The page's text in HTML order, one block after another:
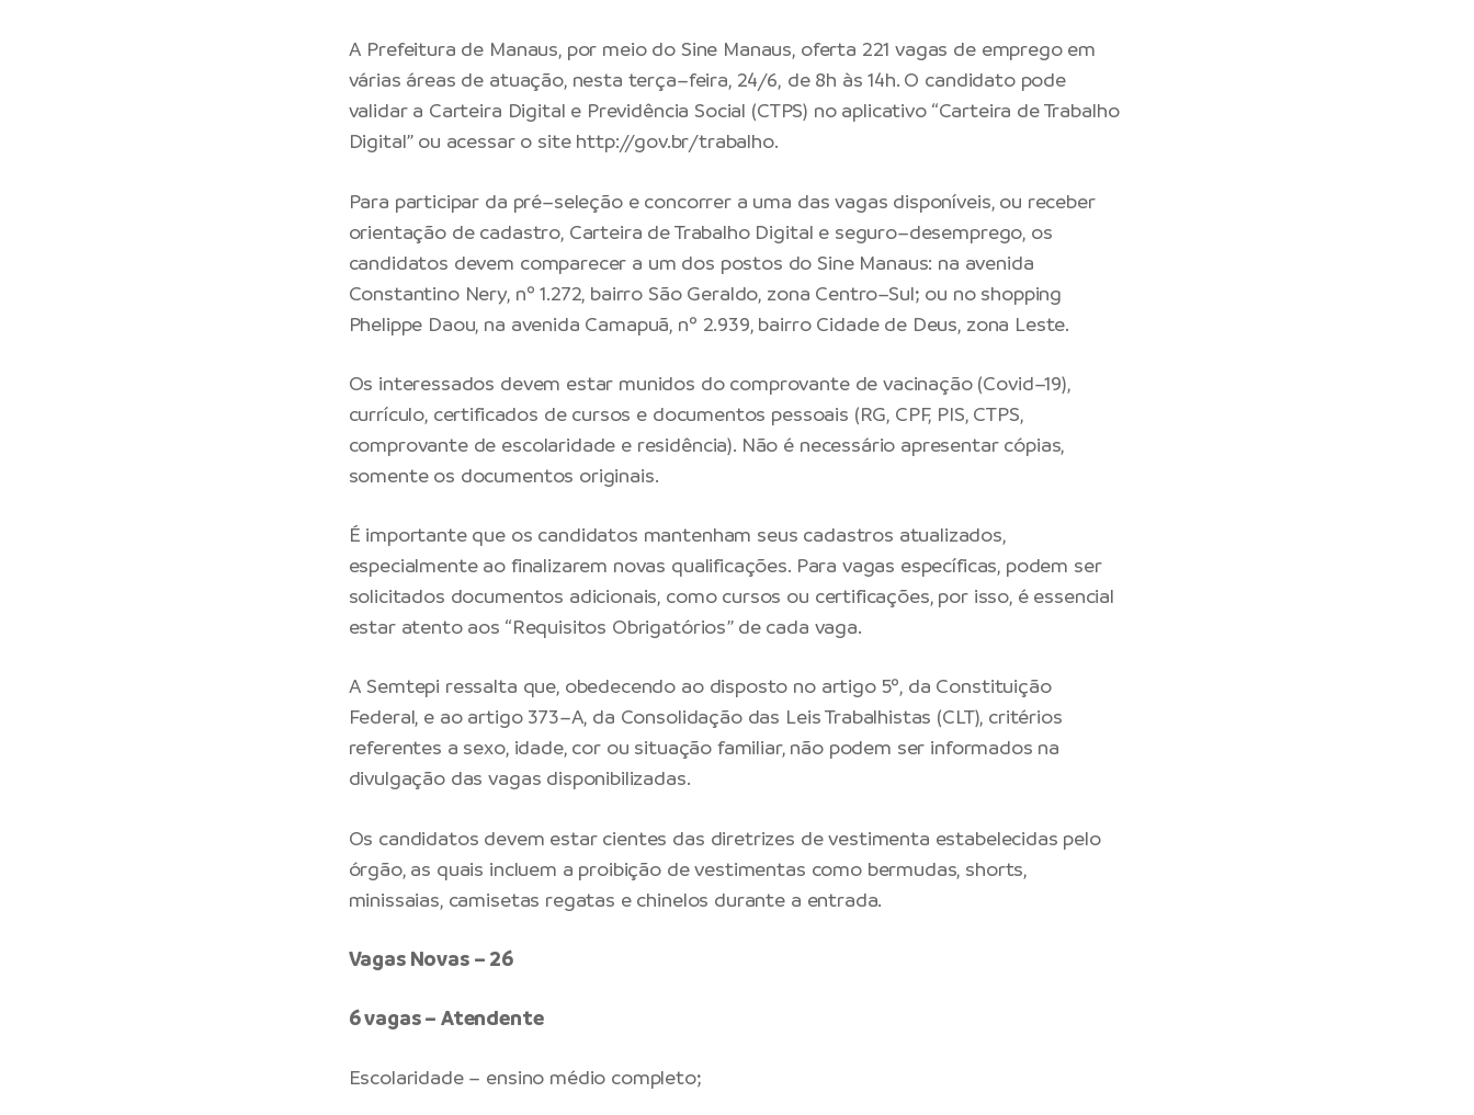
A Prefeitura de Manaus, por meio do Sine Manaus, oferta 221 vagas de emprego em
várias áreas de atuação, nesta terça–feira, 24/6, de 8h às 14h. O candidato pode
validar a Carteira Digital e Previdência Social (CTPS) no aplicativo “Carteira de Trabalho
Digital” ou acessar o site http://gov.br/trabalho.
Para participar da pré–seleção e concorrer a uma das vagas disponíveis, ou receber
orientação de cadastro, Carteira de Trabalho Digital e seguro–desemprego, os
candidatos devem comparecer a um dos postos do Sine Manaus: na avenida
Constantino Nery, nº 1.272, bairro São Geraldo, zona Centro–Sul; ou no shopping
Phelippe Daou, na avenida Camapuã, nº 2.939, bairro Cidade de Deus, zona Leste.
Os interessados devem estar munidos do comprovante de vacinação (Covid–19),
currículo, certificados de cursos e documentos pessoais (RG, CPF, PIS, CTPS,
comprovante de escolaridade e residência). Não é necessário apresentar cópias,
somente os documentos originais.
É importante que os candidatos mantenham seus cadastros atualizados,
especialmente ao finalizarem novas qualificações. Para vagas específicas, podem ser
solicitados documentos adicionais, como cursos ou certificações, por isso, é essencial
estar atento aos “Requisitos Obrigatórios” de cada vaga.
A Semtepi ressalta que, obedecendo ao disposto no artigo 5º, da Constituição
Federal, e ao artigo 373–A, da Consolidação das Leis Trabalhistas (CLT), critérios
referentes a sexo, idade, cor ou situação familiar, não podem ser informados na
divulgação das vagas disponibilizadas.
Os candidatos devem estar cientes das diretrizes de vestimenta estabelecidas pelo
órgão, as quais incluem a proibição de vestimentas como bermudas, shorts,
minissaias, camisetas regatas e chinelos durante a entrada.
Vagas Novas – 26
6 vagas – Atendente
Escolaridade – ensino médio completo;